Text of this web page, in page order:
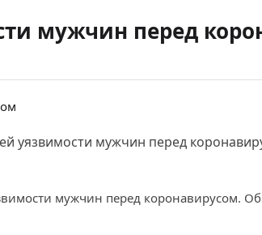
мужчин перед
мужчин перед
мужчин перед коронавирусом. Об